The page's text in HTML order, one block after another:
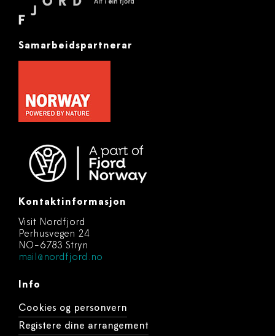
Samarbeidspartnerar
Kontaktinformasjon
Visit Nordfjord
Perhusvegen 24
NO-6783 Stryn
mail@nordfjord.no
Info
Cookies og personvern
Registere dine arrangement